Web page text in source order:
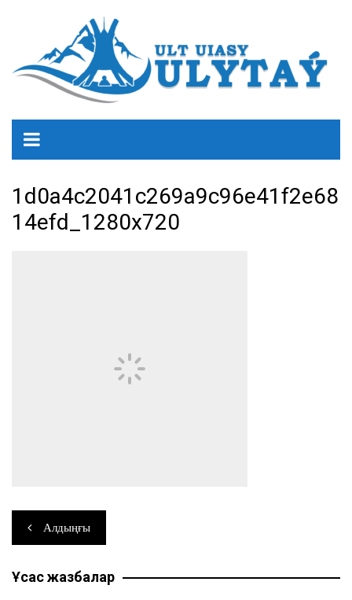
1d0a4c2041c269a9c96e41f2e68
14efd_1280x720
Навигация
по
записям
Алдыңғы
Ұқсас жазбалар